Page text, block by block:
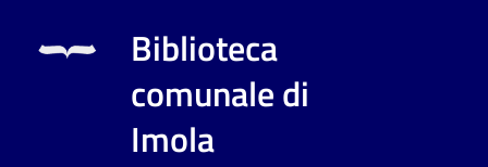
Scopri
Biblioteca
comunale di
Imola